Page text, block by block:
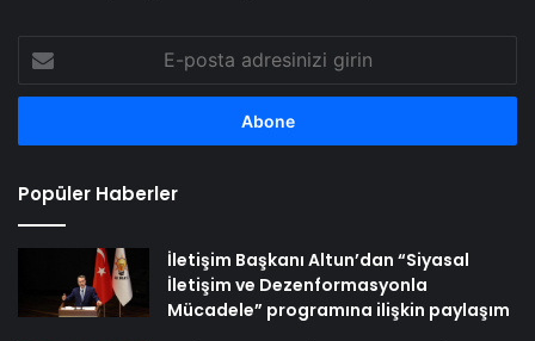
posta
adresinizi
Popüler Haberler
İletişim Başkanı Altun’dan “Siyasal
İletişim ve Dezenformasyonla
Mücadele” programına ilişkin paylaşım